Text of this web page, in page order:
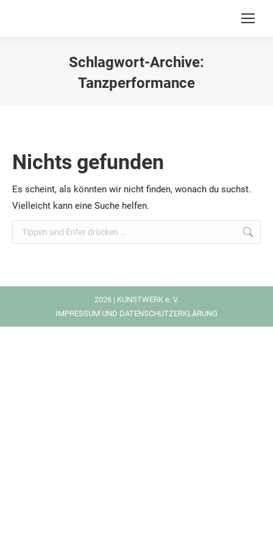
Schlagwort-Archive:
Tanzperformance
Nichts gefunden
Es scheint, als könnten wir nicht finden, wonach du suchst.
Vielleicht kann eine Suche helfen.
Suchen:
2026 | KUNSTWERK e. V.
IMPRESSUM UND DATENSCHUTZERKLÄRUNG